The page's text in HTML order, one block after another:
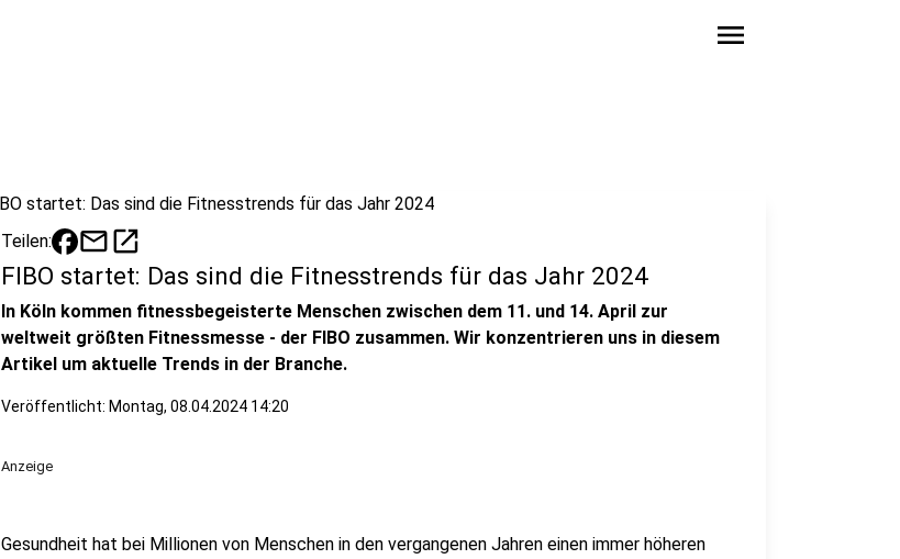
menu
Teilen: mailopen_in_new
FIBO startet: Das sind die Fitnesstrends für das Jahr 2024
In Köln kommen fitnessbegeisterte Menschen zwischen dem 11. und 14. April zur
weltweit größten Fitnessmesse - der FIBO zusammen. Wir konzentrieren uns in diesem
Artikel um aktuelle Trends in der Branche.
Veröffentlicht: Montag, 08.04.2024 14:20
Anzeige
Gesundheit hat bei Millionen von Menschen in den vergangenen Jahren einen immer höheren